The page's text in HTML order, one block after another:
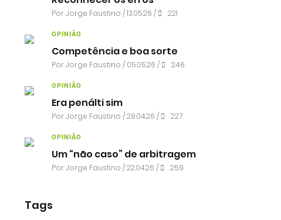
PorJorge Faustino / 13.05.26 / 221
OPINIÃO
Competência e boa sorte
PorJorge Faustino / 05.05.26 / 246
OPINIÃO
Era penálti sim
PorJorge Faustino / 28.04.26 / 227
OPINIÃO
Um “não caso” de arbitragem
PorJorge Faustino / 22.04.26 / 259
Tags